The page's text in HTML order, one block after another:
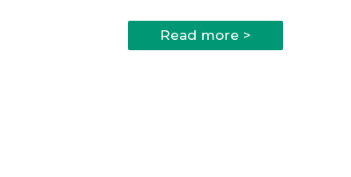
Sovittelu
kansalaistaitona
Read more >